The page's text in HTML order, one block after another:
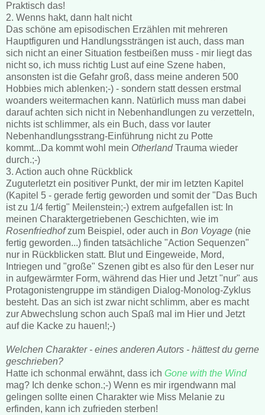
Praktisch das!
2. Wenns hakt, dann halt nicht
Das schöne am episodischen Erzählen mit mehreren
Hauptfiguren und Handlungssträngen ist auch, dass man
sich nicht an einer Situation festbeißen muss - mir liegt das
nicht so, ich muss richtig Lust auf eine Szene haben,
ansonsten ist die Gefahr groß, dass meine anderen 500
Hobbies mich ablenken;-) - sondern statt dessen erstmal
woanders weitermachen kann. Natürlich muss man dabei
darauf achten sich nicht in Nebenhandlungen zu verzetteln,
nichts ist schlimmer, als ein Buch, dass vor lauter
Nebenhandlungsstrang-Einführung nicht zu Potte
kommt...Da kommt wohl mein Otherland Trauma wieder
durch.;-)
3. Action auch ohne Rückblick
Zuguterletzt ein positiver Punkt, der mir im letzten Kapitel
(Kapitel 5 - gerade fertig geworden und somit der "Das Buch
ist zu 1/4 fertig" Meilenstein;-) extrem aufgefallen ist: In
meinen Charaktergetriebenen Geschichten, wie im
Rosenfriedhofzum Beispiel, oder auch in Bon Voyage (nie
fertig geworden...) finden tatsächliche "Action Sequenzen"
nur in Rückblicken statt. Blut und Eingeweide, Mord,
Intriegen und "große" Szenen gibt es also für den Leser nur
in aufgewärmter Form, während das Hier und Jetzt "nur" aus
Protagonistengruppe im ständigen Dialog-Monolog-Zyklus
besteht. Das an sich ist zwar nicht schlimm, aber es macht
zur Abwechslung schon auch Spaß mal im Hier und Jetzt
auf die Kacke zu hauen!;-)
Welchen Charakter - eines anderen Autors - hättest du gerne
geschrieben?
Hatte ich schonmal erwähnt, dass ich Gone with the Wind
mag? Ich denke schon.;-) Wenn es mir irgendwann mal
gelingen sollte einen Charakter wie Miss Melanie zu
erfinden, kann ich zufrieden sterben!